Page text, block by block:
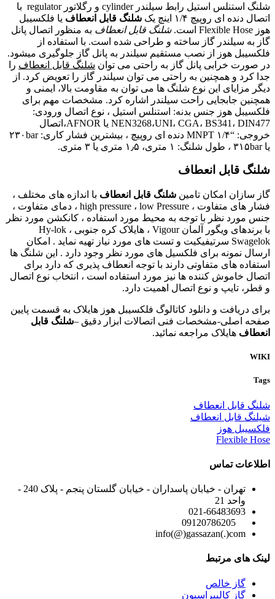
شلنگ استنلس استیل رابط سیلندر cylinder و رگلاتور regulator با
اتصال دنده ای روپیچ ۱/۴ اینچ یک
شلنگ قابل انعطاف یا فلکسیبل
هوز Flexible Hose است.
شلنگ قابل انعطاف به منظور اتصال پانل
گاز به سیلندر گاز ساخته و طراحی شده است. با استفاده از
فلکسیبل هوز از نصب مستقیم سیلندر به پانل گاز جلوگیری میشود.
در صورت خرابی پانل گاز به راحتی می توان شلنگ قابل انعطاف را
جدا کرد و همچنین به راحتی می توان سیلندر گاز را تعویض کرد. از
دیگر مزایای این نوع شلنگ ها می توان به مقاومت بالا، ایمنی و
همچنین جابجایی راحت سیلندر اشاره کرد. مشخصات مهم برای
فلکسیبل هوز جنس بدنه: استنلس استیل ، نوع اتصال ورودی:
NEN3268،UNI، CGA، BS341، DIN477 یا AFNOR،اتصال
خروجی: “۱/۴ MNPT دنده ای روپیچ ، بیشترین فشار کاری: ۲۳۰bar
یا ۳۱۵bar ، طول شلنگ: ۱ متری، ۱٫۵ متری یا ۳ متری.
شلنگ قابل انعطاف
گاز سازان امکان تامین شلنگ قابل انعطاف با اندازه های مختلف ،
فشار های متفاوت ، high pressure ، low Pressure ، دمای متفاوت ،
جنس مورد نظر با توجه به محیط مورد استفاده ، کانکشن مورد نظر
با برندهای ویگور آلمان Vigour ، هایلاک کره جنوبی Hy-lok ،
Swagelok سرتیفیکیت و تست های مورد نیاز تهیه نماید . امکان
ارسال نمونه برای فلکسیل های مورد نظر وجود دارد . این شلنگ ها
استفاده های متفاوتی دارند با توجه انعطاف پذیری که دارد برای
اتصال خاموش کننده ها نیز مورد استفاده است ، انتخاب نوع اتصال
و قطر، تایپ و نوع اتصال اهمیت دارد.
برای دریافت و دانلود کاتالوگ فلکسیبل هوز هایلاک به قسمت پایین
صفحه اصلی-مشخصات فنی اتصالات ابزار دقیق –شلنگ قابل
انعطاف هایلاک مراجعه نمائید.
WIKI
Tags
شلنگ قابل انعطاف
شیلنگ قابل انعطاف
فلکسیبل هوز
Flexible Hose
اطلاعات تماس
تهران - خیابان پاسداران - خیابان گلستان پنجم - پلاک 240 -
واحد 21
021-66483693
info(@)gassazan(.)com
لینک های مرتبط
گاز خالص
گاز کالیبراسیون